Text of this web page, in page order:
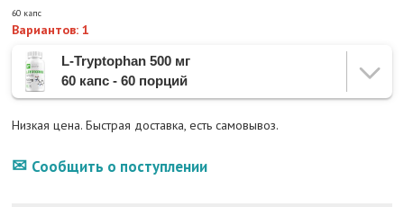
60 капс
Вариантов: 1
L-Tryptophan 500 мг
60 капс - 60 порций
Низкая цена. Быстрая доставка, есть самовывоз.
Сообщить о поступлении